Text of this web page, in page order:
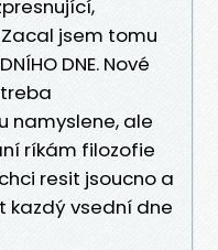
jsem tomu
DNE. Nové
namyslene, ale
ríkám filozofie
resit jsoucno a
kazdý vsední dne